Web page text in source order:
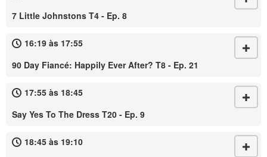
7 Little Johnstons T4 - Ep. 8
16:19 às 17:55
90 Day Fiancé: Happily Ever After? T8 - Ep. 21
17:55 às 18:45
Say Yes To The Dress T20 - Ep. 9
18:45 às 19:10